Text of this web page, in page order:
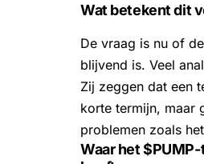
Wat betekent dit
De vraag is nu of
blijvend is. Veel
Zij zeggen dat een
korte termijn, maar
problemen zoals
Waar het